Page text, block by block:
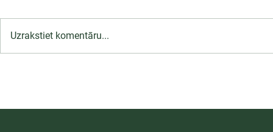
Uzrakstiet komentāru...